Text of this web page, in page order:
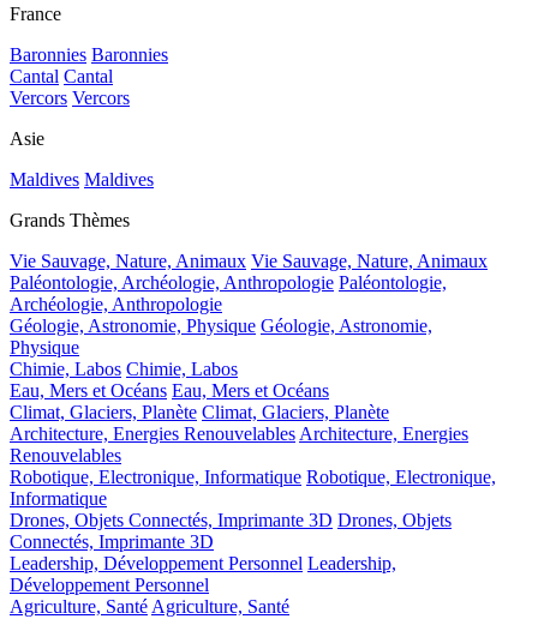
France
Baronnies Baronnies
Cantal Cantal
Vercors Vercors
Asie
Maldives Maldives
Grands Thèmes
Vie Sauvage, Nature, Animaux Vie Sauvage, Nature, Animaux
Paléontologie, Archéologie, Anthropologie Paléontologie,
Archéologie, Anthropologie
Géologie, Astronomie, Physique Géologie, Astronomie,
Physique
Chimie, Labos Chimie, Labos
Eau, Mers et Océans Eau, Mers et Océans
Climat, Glaciers, Planète Climat, Glaciers, Planète
Architecture, Energies RenouvelablesArchitecture, Energies
Renouvelables
Robotique, Electronique, Informatique Robotique, Electronique,
Informatique
Drones, Objets Connectés, Imprimante 3D Drones, Objets
Connectés, Imprimante 3D
Leadership, Développement Personnel Leadership,
Développement Personnel
Agriculture, SantéAgriculture, Santé